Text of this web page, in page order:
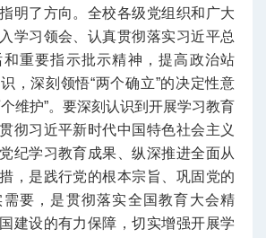
明了方向。全校各级党组织和广大
学习领会、认真贯彻落实习近平总
重要指示批示精神，提高政治站
，深刻领悟“两个确立”的决定性意
维护”。要深刻认识到开展学习教育
彻习近平新时代中国特色社会主义
纪学习教育成果、纵深推进全面从
，是践行党的根本宗旨、巩固党的
要，是贯彻落实全国教育大会精
建设的有力保障，切实增强开展学